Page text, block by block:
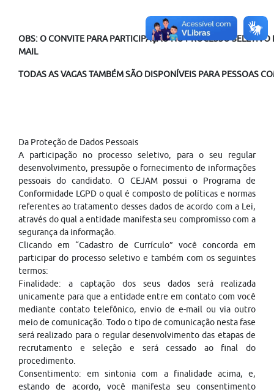
OBS: O CONVITE PARA PARTICIPAÇÃO NO PROCESSO SELETIVO
MAIL
TODAS AS VAGAS TAMBÉM SÃO DISPONÍVEIS PARA PESSOAS
Da Proteção de Dados Pessoais
A participação no processo seletivo, para o seu regular
desenvolvimento, pressupõe o fornecimento de informações
pessoais do candidato. O CEJAM possui o Programa de
Conformidade LGPD o qual é composto de políticas e normas
referentes ao tratamento desses dados de acordo com a Lei,
através do qual a entidade manifesta seu compromisso com a
segurança da informação.
Clicando em “Cadastro de Currículo” você concorda em
participar do processo seletivo e também com os seguintes
termos:
Finalidade: a captação dos seus dados será realizada
unicamente para que a entidade entre em contato com você
mediante contato telefônico, envio de e-mail ou via outro
meio de comunicação. Todo o tipo de comunicação nesta fase
será realizado para o regular desenvolvimento das etapas de
recrutamento e seleção e será cessado ao final do
procedimento.
Consentimento: em sintonia com a finalidade acima, e,
estando de acordo, você manifesta seu consentimento